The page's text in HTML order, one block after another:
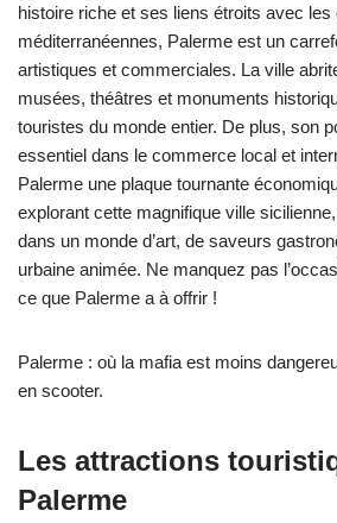
histoire riche et ses liens étroits avec les
méditerranéennes, Palerme est un
artistiques et commerciales. La ville
musées, théâtres et monuments
touristes du monde entier. De plus, son
essentiel dans le commerce local et
Palerme une plaque tournante
explorant cette magnifique ville
dans un monde d’art, de saveurs
urbaine animée. Ne manquez pas
ce que Palerme a à offrir !
Palerme : où la mafia est moins
en scooter.
Les attractions
Palerme